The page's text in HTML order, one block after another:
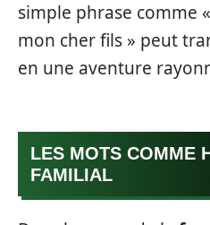
simple phrase comme
mon cher fils » peut
en une aventure
LES MOTS COMME
FAMILIAL